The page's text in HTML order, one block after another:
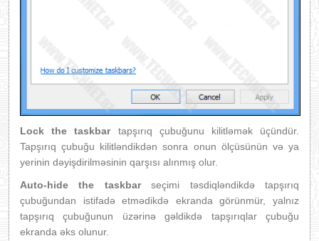
Lock the taskbartapşırıq çubuğunu kilitləmək üçündür.
Tapşırıq çubuğu kilitləndikdən sonra onun ölçüsünün və ya
yerinin dəyişdirilməsinin qarşısı alınmış olur.
Auto-hide the taskbarseçimi təsdiqləndikdə tapşırıq
çubuğundan istifadə etmədikdə ekranda görünmür, yalnız
tapşırıq çubuğunun üzərinə gəldikdə tapşırıqlar çubuğu
ekranda əks olunur.